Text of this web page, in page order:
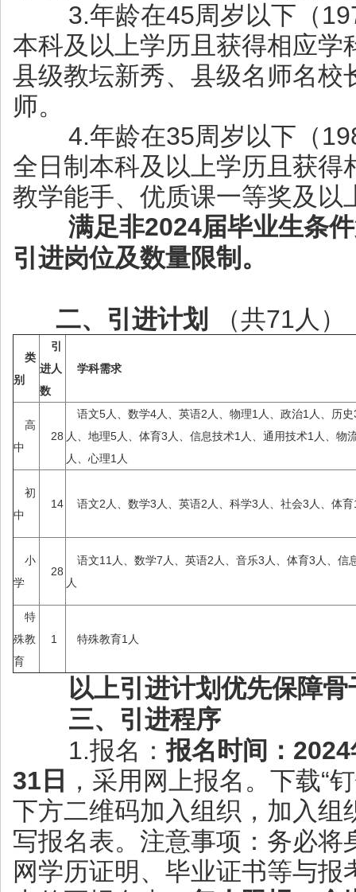
3.年龄在45周岁以下（
本科及以上学历且获得相应学
县级教坛新秀、县级名师名校
师。
4.年龄在35周岁以下（
全日制本科及以上学历且获得
教学能手、优质课一等奖及以
满足非2024届毕业生条
引进岗位及数量限制。
二、引进计划 （共71人）
类
别
引
进人
数
学科需求
高
中
28
语文5人、数学4人、英语2人、物理1人、政治1人、历史
人、地理5人、体育3人、信息技术1人、通用技术1人、物
人、心理1人
初
中
14 语文2人、数学3人、英语2人、科学3人、社会3人、体育
小
学
28
语文11人、数学7人、英语2人、音乐3人、体育3人、信
人
特
殊教
育
1 特殊教育1人
以上引进计划优先保障骨
三、引进程序
1.报名：报名时间：2024
31 日
，采用网上报名。下载“
下方二维码加入组织，加入组
写报名表。注意事项：务必将
网学历证明、毕业证书等与